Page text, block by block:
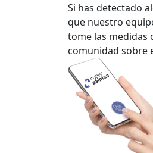
Si has detectado
que nuestro
tome las medidas
comunidad sobre